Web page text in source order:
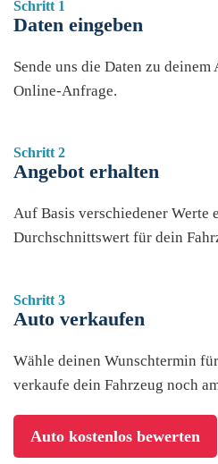
Schritt 1
Daten eingeben
Sende uns die Daten zu deinem
Online-Anfrage.
Schritt 2
Angebot erhalten
Auf Basis verschiedener Werte
Durchschnittswert für dein
Schritt 3
Auto verkaufen
Wähle deinen Wunschtermin
verkaufe dein Fahrzeug noch
Auto kostenlos bewerten